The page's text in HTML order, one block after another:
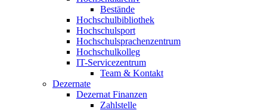
Bestände
Hochschulbibliothek
Hochschulsport
Hochschulsprachenzentrum
Hochschulkolleg
IT-Servicezentrum
Team & Kontakt
Dezernate
Dezernat Finanzen
Zahlstelle